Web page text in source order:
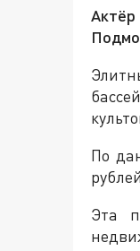
Актёр
По
Эта